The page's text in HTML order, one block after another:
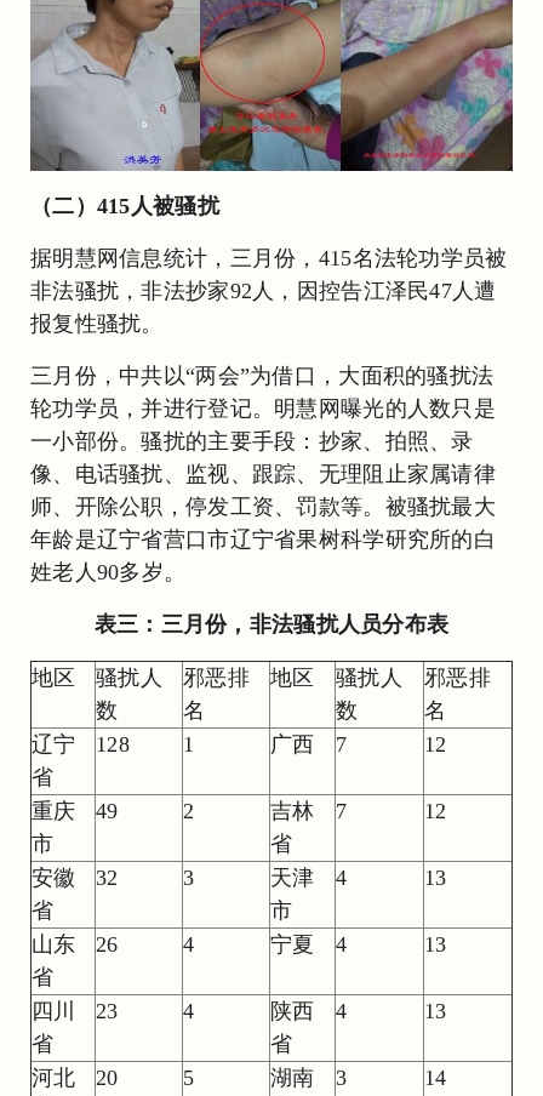
（二）415人被骚扰
据明慧网信息统计，三月份，415名法轮功学员被
非法骚扰，非法抄家92人，因控告江泽民47人遭
报复性骚扰。
三月份，中共以“两会”为借口，大面积的骚扰法
轮功学员，并进行登记。明慧网曝光的人数只是
一小部份。骚扰的主要手段：抄家、拍照、录
像、电话骚扰、监视、跟踪、无理阻止家属请律
师、开除公职，停发工资、罚款等。被骚扰最大
年龄是辽宁省营口市辽宁省果树科学研究所的白
姓老人90多岁。
表三：三月份，非法骚扰人员分布表
地区
骚扰人
数
邪恶排
名
地区
骚扰人
数
邪恶排
名
辽宁
省
128 1 广西 7 12
重庆
市
49 2
吉林
省
7 12
安徽
省
32 3
天津
市
4 13
山东
省
26 4 宁夏 4 13
四川
省
23 4
陕西
省
4 13
河北
20 5
湖南
3 14